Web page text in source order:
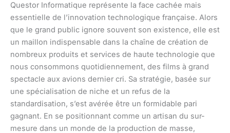
Questor Informatique représente la face cachée mais
essentielle de l’innovation technologique française. Alors
que le grand public ignore souvent son existence, elle est
un maillon indispensable dans la chaîne de création de
nombreux produits et services de haute technologie que
nous consommons quotidiennement, des films à grand
spectacle aux avions dernier cri. Sa stratégie, basée sur
une spécialisation de niche et un refus de la
standardisation, s’est avérée être un formidable pari
gagnant. En se positionnant comme un artisan du sur-
mesure dans un monde de la production de masse,